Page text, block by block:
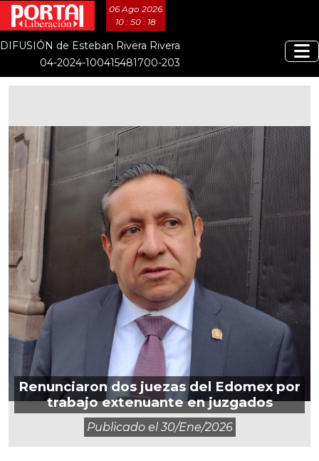
06 Ago 2026
10 : 50 : 18
DIFUSIÓN de Esteban Rivera Rivera
04-2024-100415481700-203
Renunciaron dos juezas del Edomex por
trabajo extenuante en juzgados
Publicado el30/ene/2026